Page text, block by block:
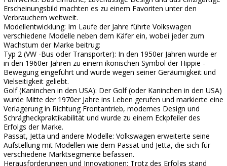
Erscheinungsbild machten es zu einem Favoriten unter den
Verbrauchern weltweit.
Modellentwicklung: Im Laufe der Jahre führte Volkswagen
verschiedene Modelle neben dem Käfer ein, wobei jeder zum
Wachstum der Marke beitrug:
Typ 2 (VW -Bus oder Transporter): In den 1950er Jahren wurde er
in den 1960er Jahren zu einem ikonischen Symbol der Hippie -
Bewegung eingeführt und wurde wegen seiner Geräumigkeit und
Vielseitigkeit geliebt.
Golf (Kaninchen in den USA): Der Golf (oder Kaninchen in den USA)
wurde Mitte der 1970er Jahre ins Leben gerufen und markierte eine
Verlagerung in Richtung Frontantrieb, modernes Design und
Schrägheckpraktikabilität und wurde zu einem Eckpfeiler des
Erfolgs der Marke.
Passat, Jetta und andere Modelle: Volkswagen erweiterte seine
Aufstellung mit Modellen wie dem Passat und Jetta, die sich für
verschiedene Marktsegmente befassen.
Herausforderungen und Innovationen: Trotz des Erfolgs stand